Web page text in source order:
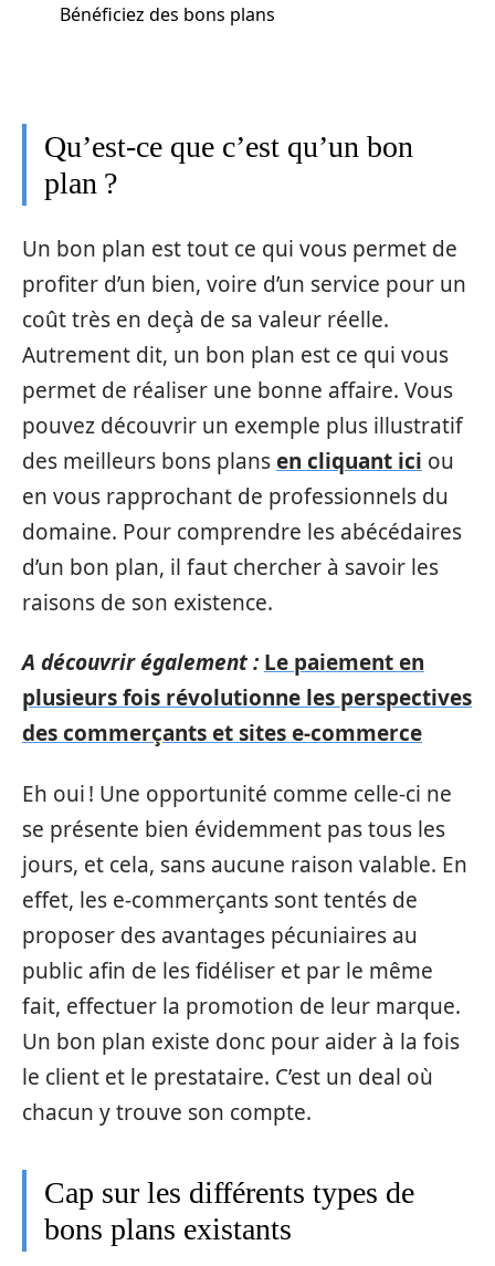
Bénéficiez des bons plans
Qu’est-ce que c’est qu’un bon
plan ?
Un bon plan est tout ce qui vous permet de
profiter d’un bien, voire d’un service pour un
coût très en deçà de sa valeur réelle.
Autrement dit, un bon plan est ce qui vous
permet de réaliser une bonne affaire. Vous
pouvez découvrir un exemple plus illustratif
des meilleurs bons plansen cliquant ici ou
en vous rapprochant de professionnels du
domaine. Pour comprendre les abécédaires
d’un bon plan, il faut chercher à savoir les
raisons de son existence.
A découvrir également : Le paiement en
plusieurs fois révolutionne les perspectives
des commerçants et sites e-commerce
Eh oui ! Une opportunité comme celle-ci ne
se présente bien évidemment pas tous les
jours, et cela, sans aucune raison valable. En
effet, les e-commerçants sont tentés de
proposer des avantages pécuniaires au
public afin de les fidéliser et par le même
fait, effectuer la promotion de leur marque.
Un bon plan existe donc pour aider à la fois
le client et le prestataire. C’est un deal où
chacun y trouve son compte.
Cap sur les différents types de
bons plans existants